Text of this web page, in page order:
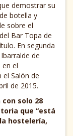
demostrar su
botella y
sobre el
Bar Topa de
En segunda
de
en el
Salón de
de 2015.
solo 28
que “está
hostelería,